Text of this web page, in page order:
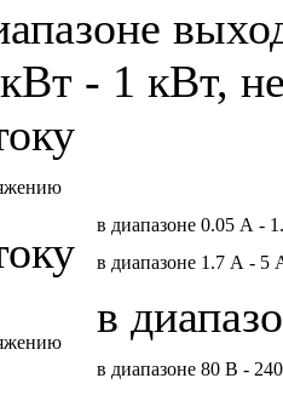
- 1 кВт,
в диапазоне 0.05 А -
в диапазоне 1.7 А - 5
в
в диапазоне 80 В -